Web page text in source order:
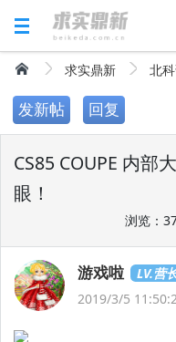
求实鼎新 北
发新帖 回复
CS85 COUPE 内部
眼！
浏览：
游戏啦
LV.营
2019/3/5